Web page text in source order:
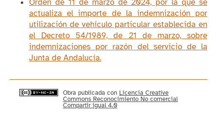
Orden de 11 de marzo de 2024, por la que se
actualiza el importe de la indemnización por
utilización de vehículo particular establecida en
el Decreto 54/1989, de 21 de marzo, sobre
indemnizaciones por razón del servicio de la
Junta de Andalucía.
Obra publicada con Licencia Creative
Commons Reconocimiento No comercial
Compartir igual 4.0